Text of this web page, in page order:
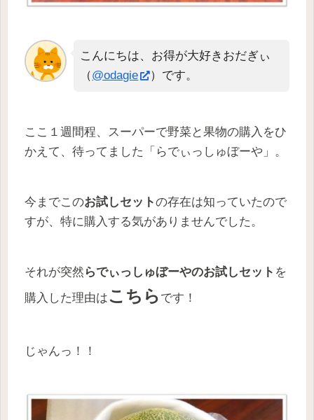
こんにちは、お得が大好きおだぎぃ
（@odagie ）です。
ここ１週間程、スーパーで野菜と果物の購入をひ
かえて、待ってました「らでぃっしゅぼーや」。
今までこのお試しセットの存在は知っていたので
すが、特に購入する気がありませんでした。
それが突然 らでぃっしゅぼーやのお試しセット を
購入した理由はこちら です！
じゃんっ！！